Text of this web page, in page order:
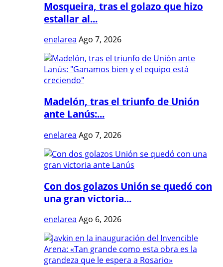
Mosqueira, tras el golazo que hizo
estallar al...
enelarea Ago 7, 2026
Madelón, tras el triunfo de Unión
ante Lanús:...
enelarea Ago 7, 2026
Con dos golazos Unión se quedó con
una gran victoria...
enelarea Ago 6, 2026